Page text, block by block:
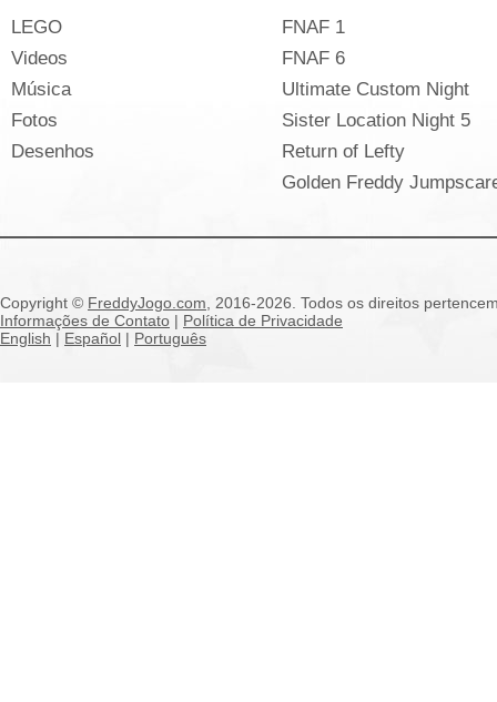
LEGO
Videos
Música
Fotos
Desenhos
FNAF 1
FNAF 6
Ultimate Custom Night
Sister Location Night 5
Return of Lefty
Golden Freddy
Copyright © FreddyJogo.com , 2016-2026. Todos os direitos
Informações de Contato | Política de Privacidade
English | Español | Português